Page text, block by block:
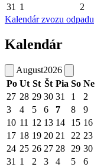
31 1 2
Kalendár zvozu odpadu
Kalendár
August2026
Po Ut St Št Pia So Ne
27 28 29 30 31 1
2
3
4 5 6 7 8
9
10 11 12 13 14 15 16
17 18 19 20 21 22 23
24 25 26 27 28 29 30
31 1 2 3 4 5 6